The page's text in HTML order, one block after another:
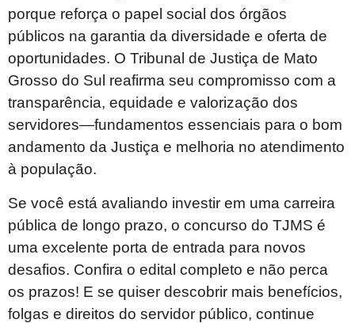
porque reforça o papel social dos órgãos
públicos na garantia da diversidade e oferta de
oportunidades. O Tribunal de Justiça de Mato
Grosso do Sul reafirma seu compromisso com a
transparência, equidade e valorização dos
servidores—fundamentos essenciais para o bom
andamento da Justiça e melhoria no atendimento
à população.
Se você está avaliando investir em uma carreira
pública de longo prazo, o concurso do TJMS é
uma excelente porta de entrada para novos
desafios. Confira o edital completo e não perca
os prazos! E se quiser descobrir mais benefícios,
folgas e direitos do servidor público, continue